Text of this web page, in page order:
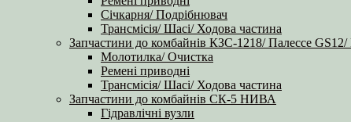
Січкарня/ Подрібнювач
Трансмісія/ Шасі/ Ходова частина
Запчастини до комбайнів КЗС-1218/ Палессе
Молотилка/ Очистка
Ремені приводні
Трансмісія/ Шасі/ Ходова частина
Запчастини до комбайнів СК-5 НИВА
Гідравлічні вузли